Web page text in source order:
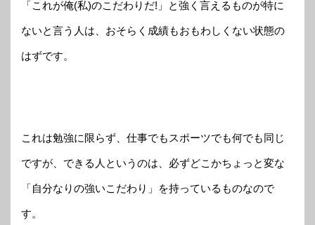
「これが俺(私)のこだわりだ!」と強く言えるものが特に
ないと言う人は、おそらく成績もおもわしくない状態の
はずです。
これは勉強に限らず、仕事でもスポーツでも何でも同じ
ですが、できる人というのは、必ずどこかちょっと変な
「自分なりの強いこだわり」を持っているものなので
す。